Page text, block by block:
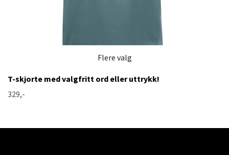
Flere valg
T-skjorte med valgfritt ord eller uttrykk!
329,-